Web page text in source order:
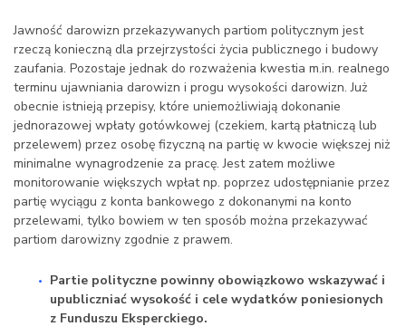
Jawność darowizn przekazywanych partiom politycznym jest
rzeczą konieczną dla przejrzystości życia publicznego i budowy
zaufania. Pozostaje jednak do rozważenia kwestia m.in. realnego
terminu ujawniania darowizn i progu wysokości darowizn. Już
obecnie istnieją przepisy, które uniemożliwiają dokonanie
jednorazowej wpłaty gotówkowej (czekiem, kartą płatniczą lub
przelewem) przez osobę fizyczną na partię w kwocie większej niż
minimalne wynagrodzenie za pracę. Jest zatem możliwe
monitorowanie większych wpłat np. poprzez udostępnianie przez
partię wyciągu z konta bankowego z dokonanymi na konto
przelewami, tylko bowiem w ten sposób można przekazywać
partiom darowizny zgodnie z prawem.
Partie polityczne powinny obowiązkowo wskazywać i
upubliczniać wysokość i cele wydatków poniesionych
z Funduszu Eksperckiego.